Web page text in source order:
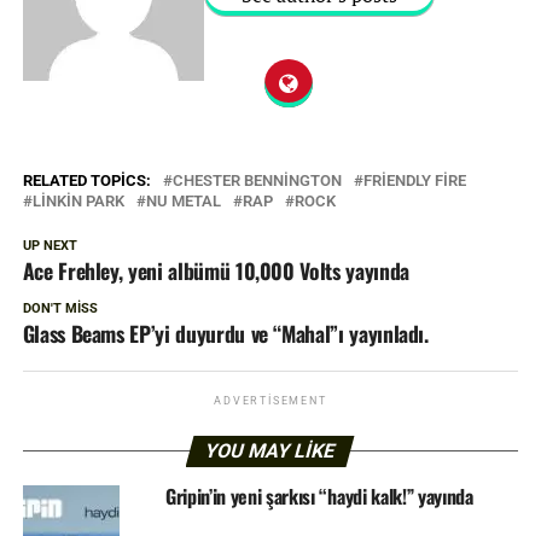
RELATED TOPICS: CHESTER BENNINGTON
FRIENDLY FIRE
LINKIN PARK
NU METAL RAP ROCK
UP NEXT
Ace Frehley, yeni albümü 10,000 Volts yayında
DON'T MISS
Glass Beams EP’yi duyurdu ve “Mahal”ı yayınladı.
ADVERTISEMENT
YOU MAY LIKE
Gripin’in yeni şarkısı “haydi kalk!” yayında